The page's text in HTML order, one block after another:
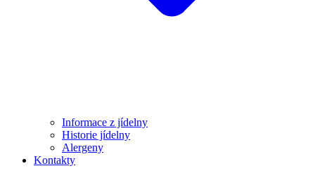
Informace z jídelny
Historie jídelny
Alergeny
Kontakty